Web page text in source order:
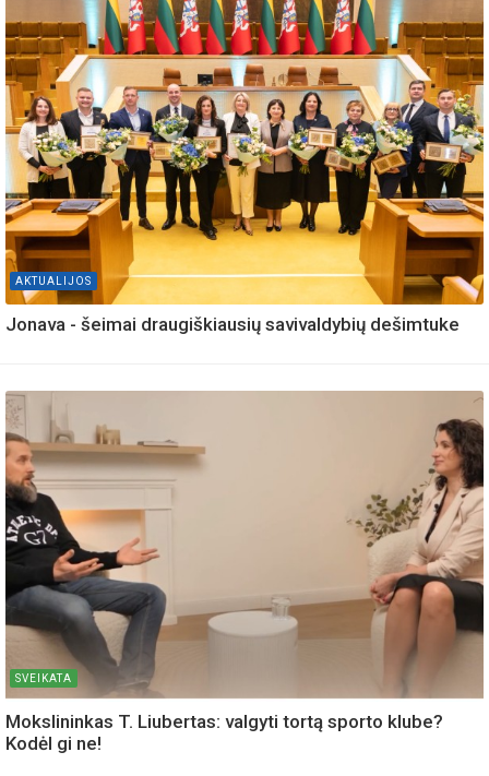
AKTUALIJOS
Jonava - šeimai draugiškiausių savivaldybių dešimtuke
SVEIKATA
Mokslininkas T. Liubertas: valgyti tortą sporto klube?
Kodėl gi ne!